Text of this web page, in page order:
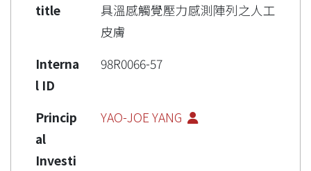
title
具溫感觸覺壓力感測陣列之人工
皮膚
Interna
l ID
98R0066-57
Princip
al
Investi
YAO-JOE YANG